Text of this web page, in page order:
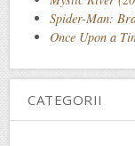
Spider-Man:
Once Upon a
CATEGORII